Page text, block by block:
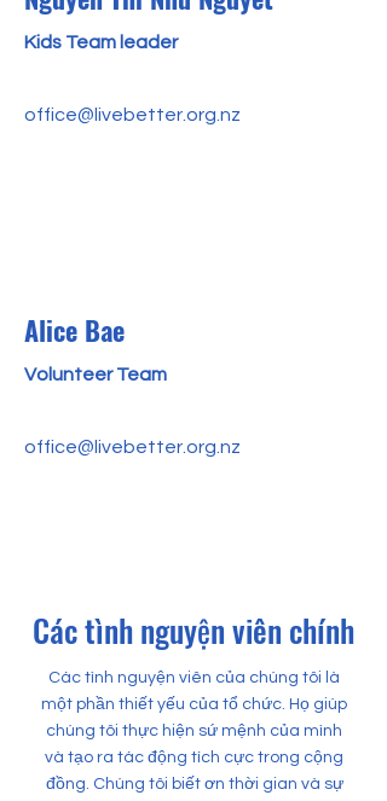
Kids Team leader
office@livebetter.org.nz
Alice Bae
Volunteer Team
office@livebetter.org.nz
​Các tình nguyện viên chính
​Các tình nguyện viên của chúng tôi là
một phần thiết yếu của tổ chức. Họ giúp
chúng tôi thực hiện sứ mệnh của mình
và tạo ra tác động tích cực trong cộng
đồng. Chúng tôi biết ơn thời gian và sự